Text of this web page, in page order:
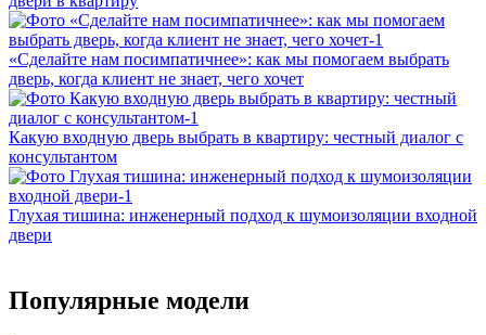
«Сделайте нам посимпатичнее»: как мы помогаем выбрать
дверь, когда клиент не знает, чего хочет
Какую входную дверь выбрать в квартиру: честный диалог с
консультантом
Глухая тишина: инженерный подход к шумоизоляции входной
двери
Популярные модели